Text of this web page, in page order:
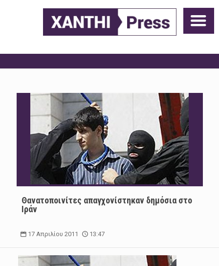
Θανατοποινίτες απαγχονίστηκαν δημόσια στο
Ιράν
17 Απριλίου 2011 13:47